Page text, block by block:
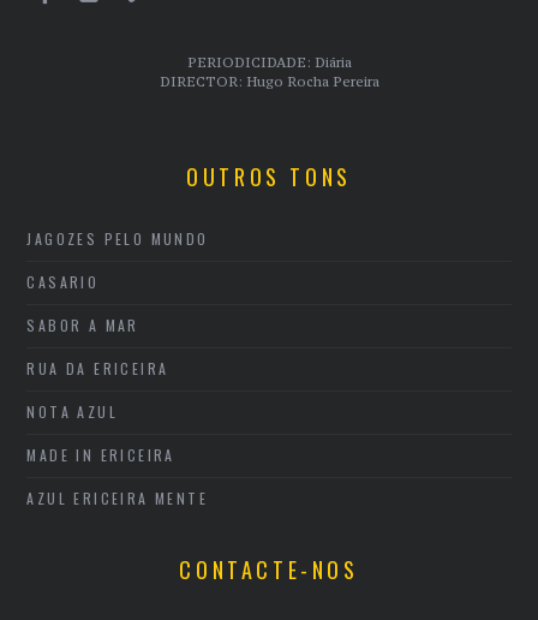
PERIODICIDADE: Diária
DIRECTOR: Hugo Rocha Pereira
OUTROS TONS
JAGOZES PELO MUNDO
CASARIO
SABOR A MAR
RUA DA ERICEIRA
NOTA AZUL
MADE IN ERICEIRA
AZUL ERICEIRA MENTE
CONTACTE-NOS